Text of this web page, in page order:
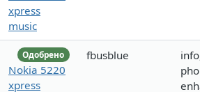
xpress
music
Одобрено
Nokia 5220
xpress
fbusblue